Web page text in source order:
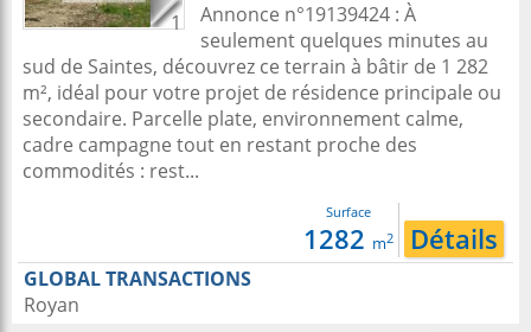
1
Annonce n°19139424 : À
seulement quelques minutes au
sud de Saintes, découvrez ce terrain à bâtir de 1 282
m², idéal pour votre projet de résidence principale ou
secondaire. Parcelle plate, environnement calme,
cadre campagne tout en restant proche des
commodités : rest...
Surface
1282 m2 Détails
GLOBAL TRANSACTIONS
Royan